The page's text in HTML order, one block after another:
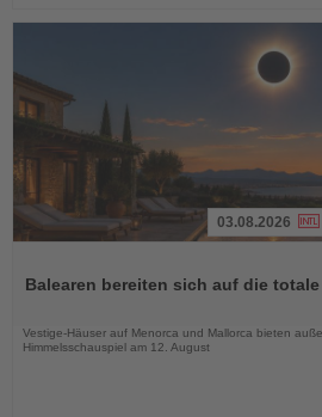
die
03.08.2026
Balearen bereiten sich auf die
Vestige-Häuser auf Menorca und Mallorca bieten
Himmelsschauspiel am 12. August